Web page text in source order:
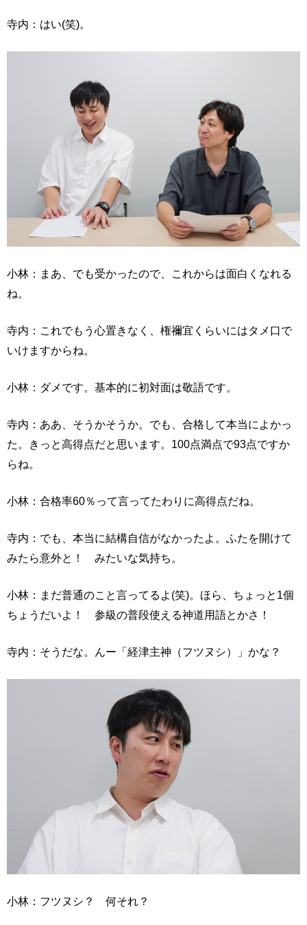
寺内：はい(笑)。
小林：まあ、でも受かったので、これからは面白くなれる
ね。
寺内：これでもう心置きなく、権禰宜くらいにはタメ口で
いけますからね。
小林：ダメです。基本的に初対面は敬語です。
寺内：ああ、そうかそうか。でも、合格して本当によかっ
た。きっと高得点だと思います。100点満点で93点ですか
らね。
小林：合格率60％って言ってたわりに高得点だね。
寺内：でも、本当に結構自信がなかったよ。ふたを開けて
みたら意外と！ みたいな気持ち。
小林：まだ普通のこと言ってるよ(笑)。ほら、ちょっと1個
ちょうだいよ！ 参級の普段使える神道用語とかさ！
寺内：そうだな。んー「経津主神（フツヌシ）」かな？
小林：フツヌシ？ 何それ？